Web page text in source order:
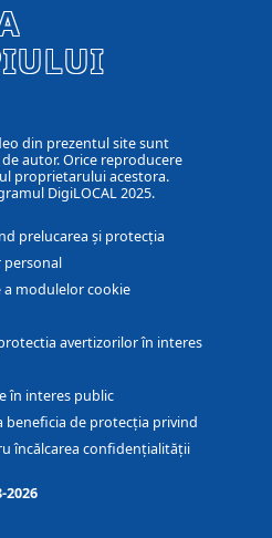
din prezentul site sunt
autor. Orice reproducere
proprietarului acestora.
DigiLOCAL 2025.
prelucarea și protecția
personal
a modulelor cookie
avertizorilor în interes
în interes public
beneficia de protecția privind
încălcarea confidențialității
2026